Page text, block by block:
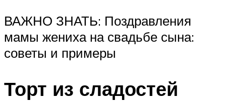
ВАЖНО ЗНАТЬ: Поздравления
мамы жениха на свадьбе сына:
советы и примеры
Торт из сладостей